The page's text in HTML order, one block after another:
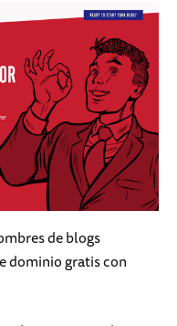
de blogs
dominio gratis con